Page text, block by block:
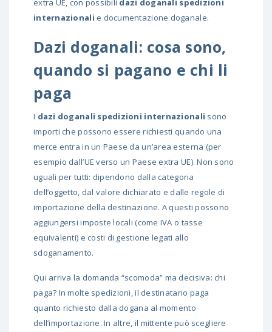
extra UE, con possibili dazi doganali spedizioni
internazionali e documentazione doganale.
Dazi doganali: cosa sono,
quando si pagano e chi li
paga
I dazi doganali spedizioni internazionali sono
importi che possono essere richiesti quando una
merce entra in un Paese da un’area esterna (per
esempio dall’UE verso un Paese extra UE). Non sono
uguali per tutti: dipendono dalla categoria
dell’oggetto, dal valore dichiarato e dalle regole di
importazione della destinazione. A questi possono
aggiungersi imposte locali (come IVA o tasse
equivalenti) e costi di gestione legati allo
sdoganamento.
Qui arriva la domanda “scomoda” ma decisiva: chi
paga? In molte spedizioni, il destinatario paga
quanto richiesto dalla dogana al momento
dell’importazione. In altre, il mittente può scegliere